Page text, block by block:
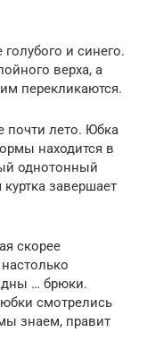
и синего.
верха, а
перекликаются.
почти лето. Юбка
находится в
однотонный
завершает
скорее
… брюки.
смотрелись
знаем, правит